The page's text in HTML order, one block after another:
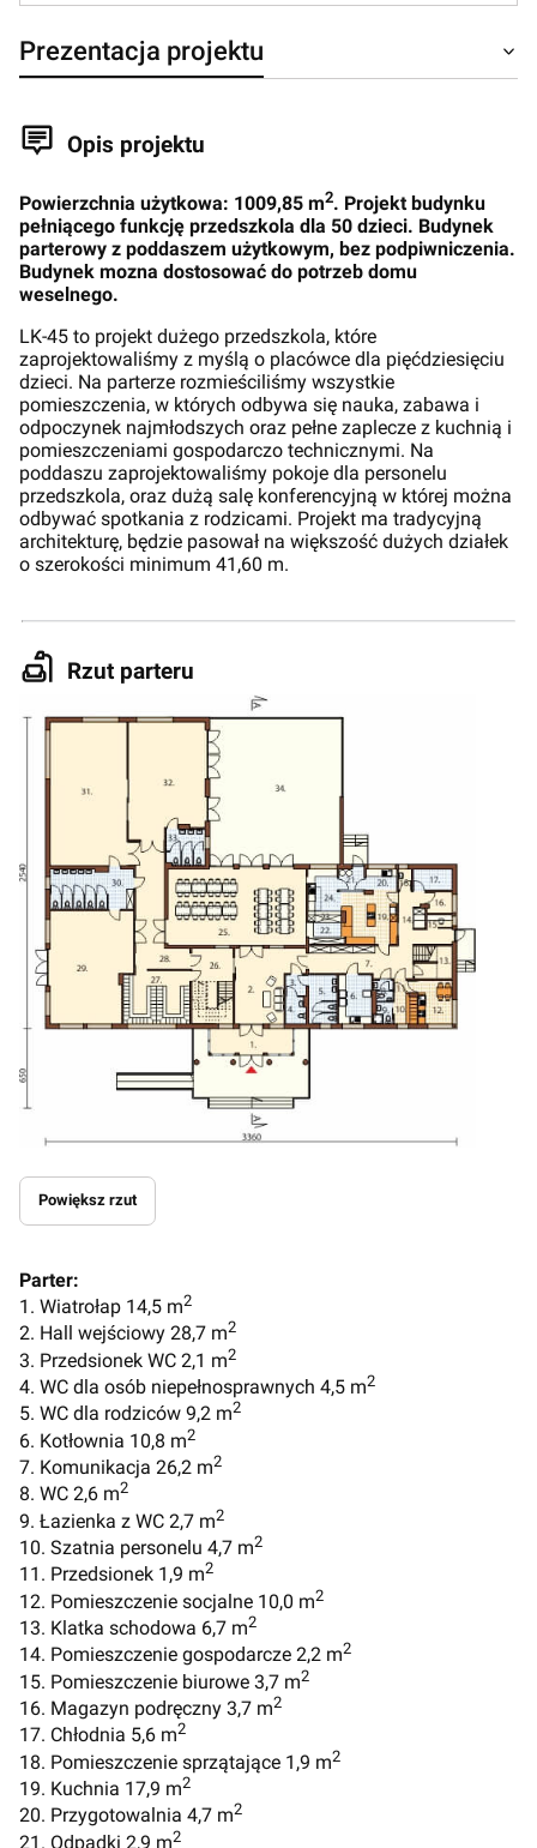
Prezentacja projektu
Opis projektu
Powierzchnia użytkowa: 1009,85 m2. Projekt budynku
pełniącego funkcję przedszkola dla 50 dzieci. Budynek
parterowy z poddaszem użytkowym, bez podpiwniczenia.
Budynek mozna dostosować do potrzeb domu
weselnego.
LK-45 to projekt dużego przedszkola, które
zaprojektowaliśmy z myślą o placówce dla pięćdziesięciu
dzieci. Na parterze rozmieściliśmy wszystkie
pomieszczenia, w których odbywa się nauka, zabawa i
odpoczynek najmłodszych oraz pełne zaplecze z kuchnią i
pomieszczeniami gospodarczo technicznymi. Na
poddaszu zaprojektowaliśmy pokoje dla personelu
przedszkola, oraz dużą salę konferencyjną w której można
odbywać spotkania z rodzicami. Projekt ma tradycyjną
architekturę, będzie pasował na większość dużych działek
o szerokości minimum 41,60 m.
Rzut parteru
Powiększ rzut
Parter:
1. Wiatrołap 14,5 m2
2. Hall wejściowy 28,7 m2
3. Przedsionek WC 2,1 m2
4. WC dla osób niepełnosprawnych 4,5 m2
5. WC dla rodziców 9,2 m2
6. Kotłownia 10,8 m2
7. Komunikacja 26,2 m2
8. WC 2,6 m2
9. Łazienka z WC 2,7 m2
10. Szatnia personelu 4,7 m2
11. Przedsionek 1,9 m2
12. Pomieszczenie socjalne 10,0 m2
13. Klatka schodowa 6,7 m2
14. Pomieszczenie gospodarcze 2,2 m2
15. Pomieszczenie biurowe 3,7 m2
16. Magazyn podręczny 3,7 m2
17. Chłodnia 5,6 m2
18. Pomieszczenie sprzątające 1,9 m2
19. Kuchnia 17,9 m2
20. Przygotowalnia 4,7 m2
21. Odpadki 2,9 m2